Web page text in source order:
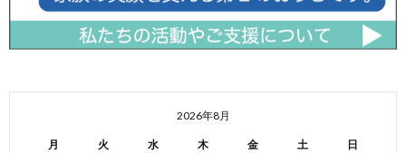
2026年8月
月 火 水 木 金 土 日